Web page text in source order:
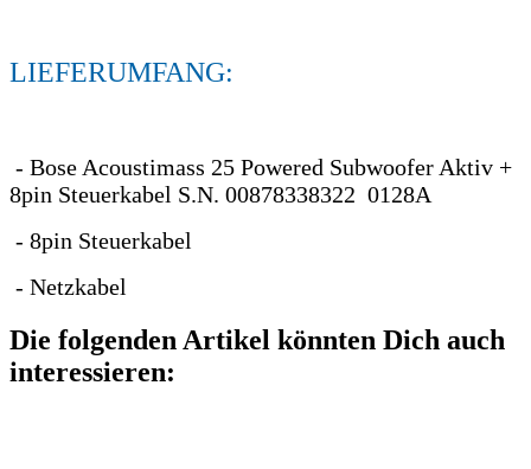
LIEFERUMFANG:
- Bose Acoustimass 25 Powered Subwoofer Aktiv +
8pin Steuerkabel S.N. 00878338322 0128A
- 8pin Steuerkabel
- Netzkabel
Die folgenden Artikel könnten Dich auch
interessieren: